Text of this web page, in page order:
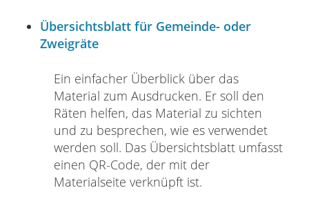
Übersichtsblatt für Gemeinde- oder
Zweigräte
Ein einfacher Überblick über das
Material zum Ausdrucken. Er soll den
Räten helfen, das Material zu sichten
und zu besprechen, wie es verwendet
werden soll. Das Übersichtsblatt umfasst
einen QR-Code, der mit der
Materialseite verknüpft ist.